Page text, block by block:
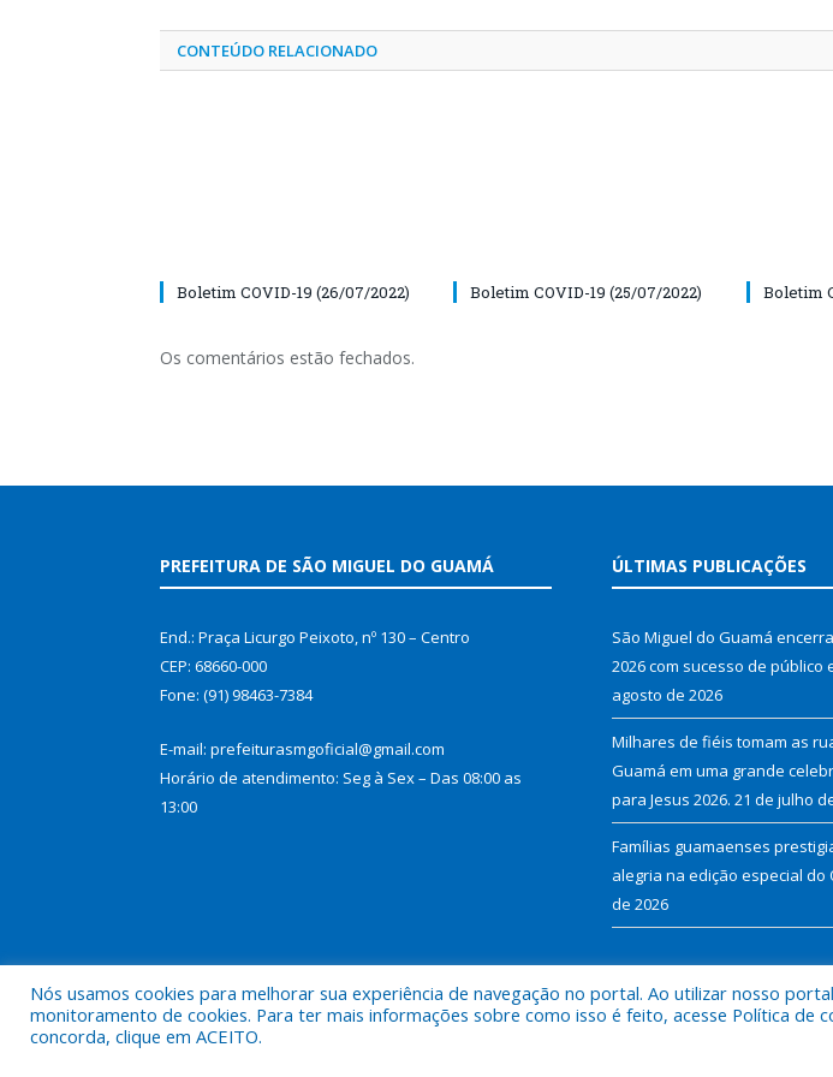
CONTEÚDO RELACIONADO
Boletim COVID-19 (26/07/2022) Boletim COVID-19 (25/07/2022) Boletim
Os comentários estão fechados.
PREFEITURA DE SÃO MIGUEL DO GUAMÁ
End.: Praça Licurgo Peixoto, nº 130 – Centro
CEP: 68660-000
Fone: (91) 98463-7384
E-mail: prefeiturasmgoficial@gmail.com
Horário de atendimento: Seg à Sex – Das 08:00 as
13:00
ÚLTIMAS PUBLICAÇÕES
São Miguel do Guamá
2026 com sucesso de público
agosto de 2026
Milhares de fiéis tomam as
Guamá em uma grande
para Jesus 2026. 21 de julho
Famílias guamaenses
alegria na edição especial do
de 2026
Nós usamos cookies para melhorar sua experiência de navegação no portal. Ao utilizar nosso
monitoramento de cookies. Para ter mais informações sobre como isso é feito, acesse Política de
concorda, clique em ACEITO.